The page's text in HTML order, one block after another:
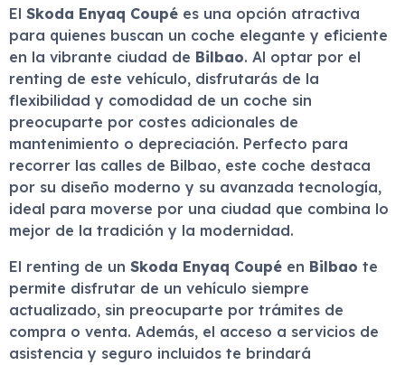
El Skoda Enyaq Coupé es una opción atractiva
para quienes buscan un coche elegante y eficiente
en la vibrante ciudad de Bilbao. Al optar por el
renting de este vehículo, disfrutarás de la
flexibilidad y comodidad de un coche sin
preocuparte por costes adicionales de
mantenimiento o depreciación. Perfecto para
recorrer las calles de Bilbao, este coche destaca
por su diseño moderno y su avanzada tecnología,
ideal para moverse por una ciudad que combina lo
mejor de la tradición y la modernidad.
El renting de un Skoda Enyaq Coupé en Bilbao te
permite disfrutar de un vehículo siempre
actualizado, sin preocuparte por trámites de
compra o venta. Además, el acceso a servicios de
asistencia y seguro incluidos te brindará